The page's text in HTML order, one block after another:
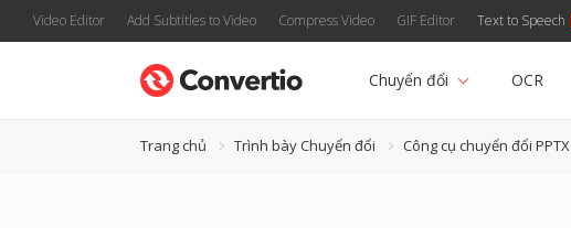
Video Editor Add Subtitles to Video Compress Video GIF Editor Text to Speech
Chuyển đổi OCR
Trang chủ Trình bày Chuyển đổi Công cụ chuyển đổi PPTX